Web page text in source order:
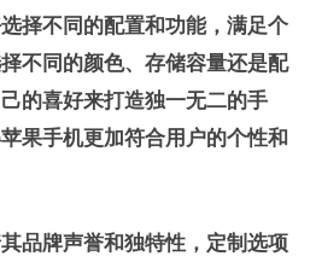
择不同的配置和功能，满足个
不同的颜色、存储容量还是配
的喜好来打造独一无二的手
果手机更加符合用户的个性和
品牌声誉和独特性，定制选项